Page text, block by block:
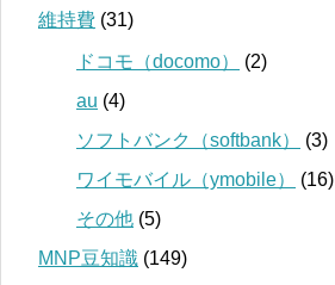
維持費 (31)
ドコモ（docomo）
(2)
au (4)
ソフトバンク（softbank）
(3)
ワイモバイル（ymobile）
(16)
その他 (5)
MNP豆知識 (149)